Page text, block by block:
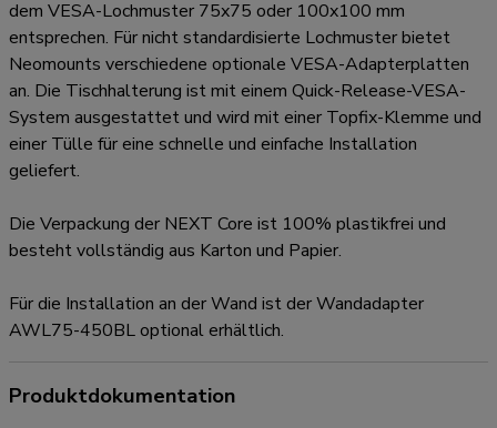
dem VESA-Lochmuster 75x75 oder 100x100 mm
entsprechen. Für nicht standardisierte Lochmuster bietet
Neomounts verschiedene optionale VESA-Adapterplatten
an. Die Tischhalterung ist mit einem Quick-Release-VESA-
System ausgestattet und wird mit einer Topfix-Klemme und
einer Tülle für eine schnelle und einfache Installation
geliefert.
Die Verpackung der NEXT Core ist 100% plastikfrei und
besteht vollständig aus Karton und Papier.
Für die Installation an der Wand ist der Wandadapter
AWL75-450BL optional erhältlich.
Produktdokumentation